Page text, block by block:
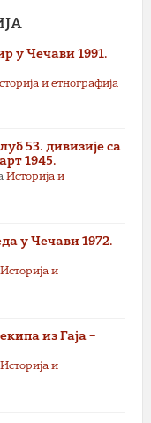
у Чечави 1991.
и етнографија
53. дивизије са
1945.
Историја и
у Чечави 1972.
Историја и
из Гаја –
Историја и